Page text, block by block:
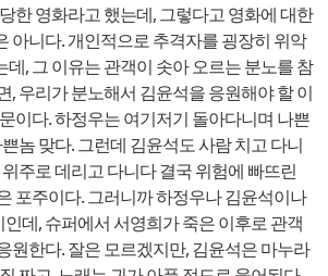
한 영화라고 했는데, 그렇다고 영화에 대한
아니다. 개인적으로 추격자를 굉장히 위악
데, 그 이유는 관객이 솟아 오르는 분노를 참
, 우리가 분노해서 김윤석을 응원해야 할 이
이다. 하정우는 여기저기 돌아다니며 나쁜
놈 맞다. 그런데 김윤석도 사람 치고 다니
주로 데리고 다니다 결국 위험에 빠뜨린
포주이다. 그러니까 하정우나 김윤석이나
데, 슈퍼에서 서영희가 죽은 이후로 관객
원한다. 잘은 모르겠지만, 김윤석은 마누라